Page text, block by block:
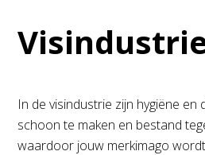
In de visindustrie zijn hygiëne
schoon te maken en bestand
waardoor jouw merkimago